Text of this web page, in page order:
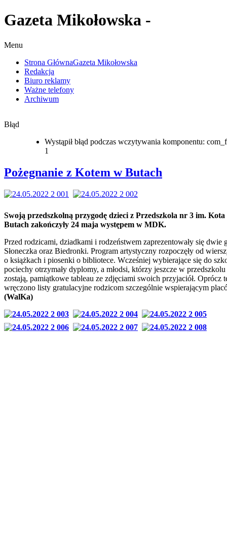
Gazeta Mikołowska -
Menu
Strona GłównaGazeta Mikołowska
Redakcja
Biuro reklamy
Ważne telefony
Archiwum
Błąd
Wystąpił błąd podczas wczytywania komponentu:
1
Pożegnanie z Kotem w Butach
Swoją przedszkolną przygodę dzieci z Przedszkola nr 3 im. Kota
Butach zakończyły 24 maja występem w MDK.
Przed rodzicami, dziadkami i rodzeństwem zaprezentowały się dwie
Słoneczka oraz Biedronki. Program artystyczny rozpoczęły od
o książkach i piosenki o bibliotece. Wcześniej wybierające się do
pociechy otrzymały dyplomy, a młodsi, którzy jeszcze w przedszkolu
zostają, pamiątkowe tableau ze zdjęciami swoich przyjaciół. Oprócz
wręczono listy gratulacyjne rodzicom szczególnie wspierającym
(WalKa)